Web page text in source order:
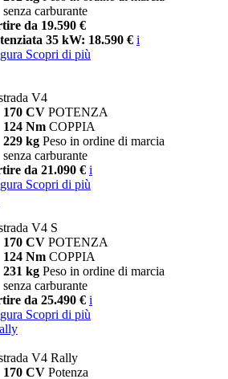
senza carburante
da 19.590 €
35 kW: 18.590 € i
Scopri di più
V4
170 CV POTENZA
124 Nm COPPIA
229 kg Peso in ordine di marcia
senza carburante
da 21.090 € i
Scopri di più
V4 S
170 CV POTENZA
124 Nm COPPIA
231 kg Peso in ordine di marcia
senza carburante
da 25.490 € i
Scopri di più
V4 Rally
170 CV Potenza